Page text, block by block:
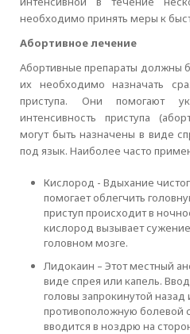
необходимо принять меры к
Абортивное лечение
Абортивные препараты должны
их необходимо назначать
приступа. Они помогают
интенсивность приступа
могут быть назначены в виде
под язык. Наиболее часто
Кислород - Вдыхание
помогает облегчить
приступ происходит в
кислород вызывает
головном мозге.
Лидокаин – Этот местный
виде спрея или капель.
головы запрокинутой назад
противоположную болевой
вводится в ноздрю на